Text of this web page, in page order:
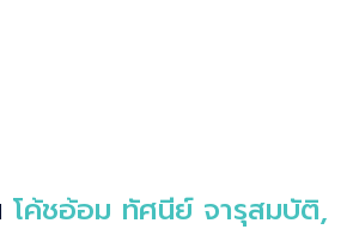
โค้ชอ้อม ทัศนีย์ จารุสมบัติ,